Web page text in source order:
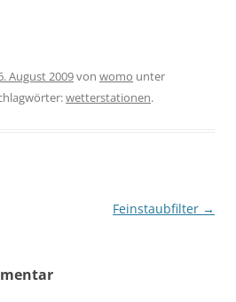
August 2009von womo unter
wetterstationen.
Feinstaubfilter →